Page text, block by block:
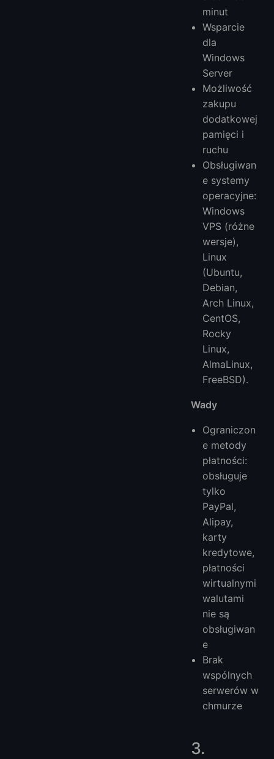
minut
Wsparcie
dla
Windows
Server
Możliwość
zakupu
dodatkowej
pamięci i
ruchu
Obsługiwan
e systemy
operacyjne:
Windows
VPS (różne
wersje),
Linux
(Ubuntu,
Debian,
Arch Linux,
CentOS,
Rocky
Linux,
AlmaLinux,
FreeBSD).
Wady
Ograniczon
e metody
płatności:
obsługuje
tylko
PayPal,
Alipay,
karty
kredytowe,
płatności
wirtualnymi
walutami
nie są
obsługiwan
e
Brak
wspólnych
serwerów w
chmurze
3.